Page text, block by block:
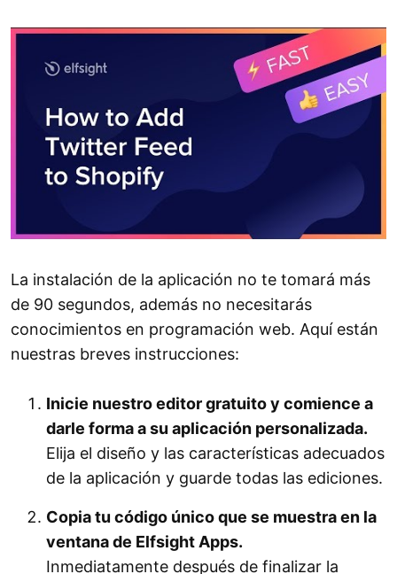
La instalación de la aplicación no te tomará más
de 90 segundos, además no necesitarás
conocimientos en programación web. Aquí están
nuestras breves instrucciones:
Inicie nuestro editor gratuito y comience a
darle forma a su aplicación personalizada.
Elija el diseño y las características adecuados
de la aplicación y guarde todas las ediciones.
Copia tu código único que se muestra en la
ventana de Elfsight Apps.
Inmediatamente después de finalizar la